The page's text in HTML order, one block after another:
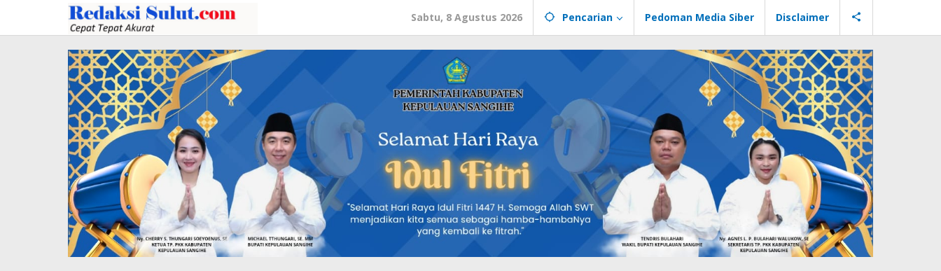
konten
Sabtu, 8 Agustus 2026 Pencarian Pedoman Media Siber Disclaimer